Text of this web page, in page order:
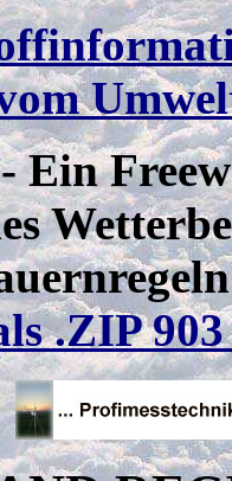
Ein
.ZIP